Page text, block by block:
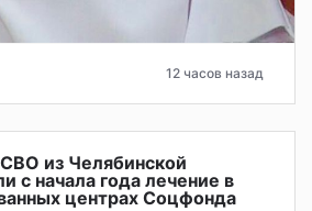
12 часов назад
из Челябинской
с начала года лечение в
центрах Соцфонда